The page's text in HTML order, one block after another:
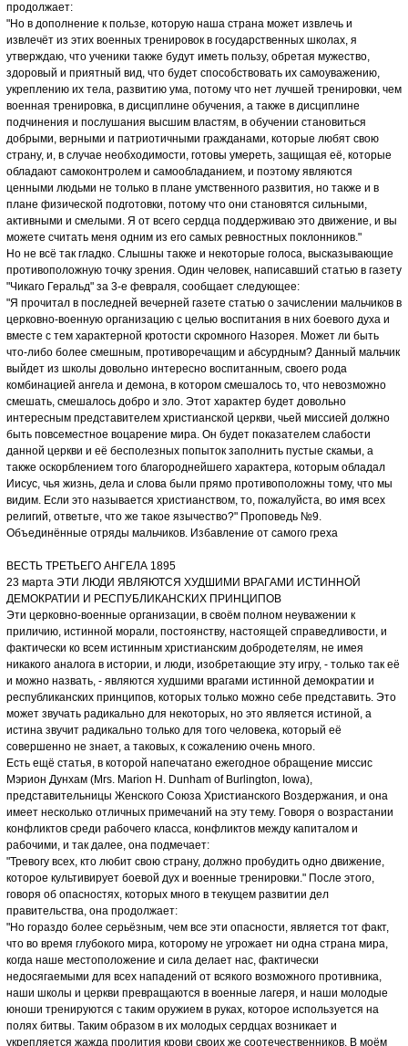
продолжает:
"Но в дополнение к пользе, которую наша страна может извлечь и
извлечёт из этих военных тренировок в государственных школах, я
утверждаю, что ученики также будут иметь пользу, обретая мужество,
здоровый и приятный вид, что будет способствовать их самоуважению,
укреплению их тела, развитию ума, потому что нет лучшей тренировки, чем
военная тренировка, в дисциплине обучения, а также в дисциплине
подчинения и послушания высшим властям, в обучении становиться
добрыми, верными и патриотичными гражданами, которые любят свою
страну, и, в случае необходимости, готовы умереть, защищая её, которые
обладают самоконтролем и самообладанием, и поэтому являются
ценными людьми не только в плане умственного развития, но также и в
плане физической подготовки, потому что они становятся сильными,
активными и смелыми. Я от всего сердца поддерживаю это движение, и вы
можете считать меня одним из его самых ревностных поклонников."
Но не всё так гладко. Слышны также и некоторые голоса, высказывающие
противоположную точку зрения. Один человек, написавший статью в газету
"Чикаго Геральд" за 3-е февраля, сообщает следующее:
"Я прочитал в последней вечерней газете статью о зачислении мальчиков в
церковно-военную организацию с целью воспитания в них боевого духа и
вместе с тем характерной кротости скромного Назорея. Может ли быть
что-либо более смешным, противоречащим и абсурдным? Данный мальчик
выйдет из школы довольно интересно воспитанным, своего рода
комбинацией ангела и демона, в котором смешалось то, что невозможно
смешать, смешалось добро и зло. Этот характер будет довольно
интересным представителем христианской церкви, чьей миссией должно
быть повсеместное воцарение мира. Он будет показателем слабости
данной церкви и её бесполезных попыток заполнить пустые скамьи, а
также оскорблением того благороднейшего характера, которым обладал
Иисус, чья жизнь, дела и слова были прямо противоположны тому, что мы
видим. Если это называется христианством, то, пожалуйста, во имя всех
религий, ответьте, что же такое язычество?" Проповедь №9.
Объединённые отряды мальчиков. Избавление от самого греха
ВЕСТЬ ТРЕТЬЕГО АНГЕЛА 1895
23 марта ЭТИ ЛЮДИ ЯВЛЯЮТСЯ ХУДШИМИ ВРАГАМИ ИСТИННОЙ
ДЕМОКРАТИИ И РЕСПУБЛИКАНСКИХ ПРИНЦИПОВ
Эти церковно-военные организации, в своём полном неуважении к
приличию, истинной морали, постоянству, настоящей справедливости, и
фактически ко всем истинным христианским добродетелям, не имея
никакого аналога в истории, и люди, изобретающие эту игру, - только так её
и можно назвать, - являются худшими врагами истинной демократии и
республиканских принципов, которых только можно себе представить. Это
может звучать радикально для некоторых, но это является истиной, а
истина звучит радикально только для того человека, который её
совершенно не знает, а таковых, к сожалению очень много.
Есть ещё статья, в которой напечатано ежегодное обращение миссис
Мэрион Дунхам (Mrs. Marion H. Dunham of Burlington, Iowa),
представительницы Женского Союза Христианского Воздержания, и она
имеет несколько отличных примечаний на эту тему. Говоря о возрастании
конфликтов среди рабочего класса, конфликтов между капиталом и
рабочими, и так далее, она подмечает:
"Тревогу всех, кто любит свою страну, должно пробудить одно движение,
которое культивирует боевой дух и военные тренировки." После этого,
говоря об опасностях, которых много в текущем развитии дел
правительства, она продолжает:
"Но гораздо более серьёзным, чем все эти опасности, является тот факт,
что во время глубокого мира, которому не угрожает ни одна страна мира,
когда наше местоположение и сила делает нас, фактически
недосягаемыми для всех нападений от всякого возможного противника,
наши школы и церкви превращаются в военные лагеря, и наши молодые
юноши тренируются с таким оружием в руках, которое используется на
полях битвы. Таким образом в их молодых сердцах возникает и
укрепляется жажда пролития крови своих же соотечественников. В моём